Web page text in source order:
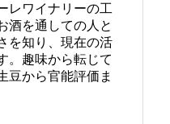
レワイナリーの工
酒を通しての人と
を知り、現在の活
。趣味から転じて
豆から官能評価ま